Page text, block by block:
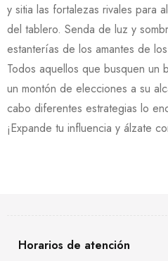
y sitia las fortalezas rivales para
del tablero. Senda de luz y
estanterías de los amantes de
Todos aquellos que busquen un
un montón de elecciones a su
cabo diferentes estrategias lo
¡Expande tu influencia y álzate
Horarios de atención